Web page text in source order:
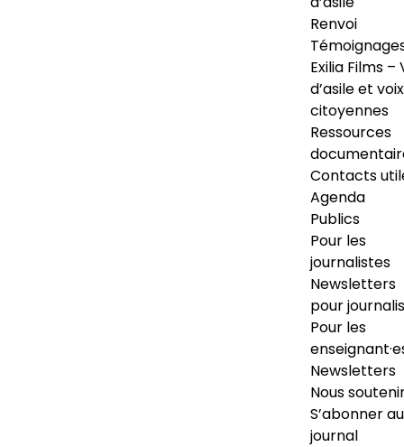
Renvoi
Exilia Films –
d’asile et voix
citoyennes
Ressources
Contacts
Agenda
Publics
Pour les
journalistes
Newsletters
pour
Pour les
Newsletters
Nous
S’abonner au
journal